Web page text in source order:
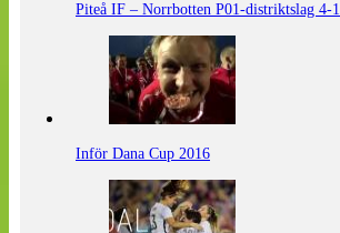
Piteå IF – Norrbotten P01-distriktslag 4-1
Inför Dana Cup 2016